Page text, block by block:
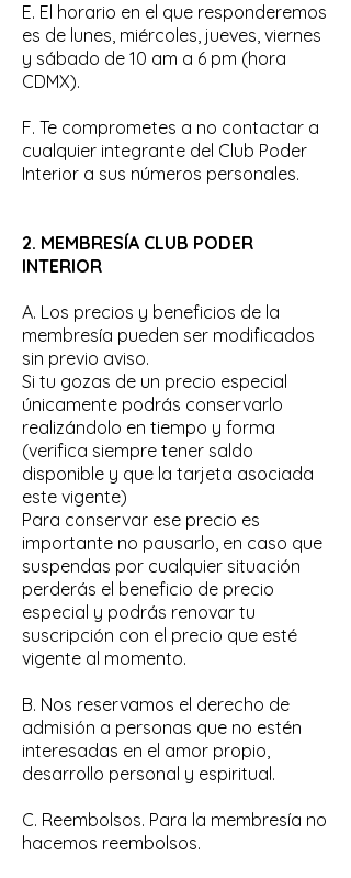
E. El horario en el que responderemos
es de lunes, miércoles, jueves, viernes
y sábado de 10 am a 6 pm (hora
CDMX).
F. Te comprometes a no contactar a
cualquier integrante del Club Poder
Interior a sus números personales.
2. MEMBRESÍA CLUB PODER
INTERIOR
A. Los precios y beneficios de la
membresía pueden ser modificados
sin previo aviso.
Si tu gozas de un precio especial
únicamente podrás conservarlo
realizándolo en tiempo y forma
(verifica siempre tener saldo
disponible y que la tarjeta asociada
este vigente)
Para conservar ese precio es
importante no pausarlo, en caso que
suspendas por cualquier situación
perderás el beneficio de precio
especial y podrás renovar tu
suscripción con el precio que esté
vigente al momento.
B. Nos reservamos el derecho de
admisión a personas que no estén
interesadas en el amor propio,
desarrollo personal y espiritual.
C. Reembolsos. Para la membresía no
hacemos reembolsos.